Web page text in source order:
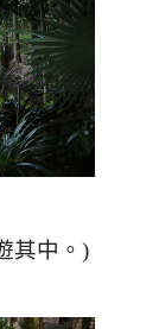
其中。)